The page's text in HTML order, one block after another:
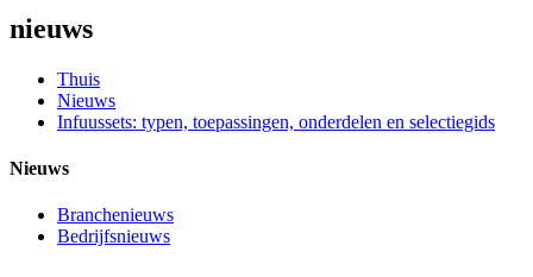
nieuws
Thuis
Nieuws
Infuussets: typen, toepassingen, onderdelen en selectiegids
Nieuws
Branchenieuws
Bedrijfsnieuws